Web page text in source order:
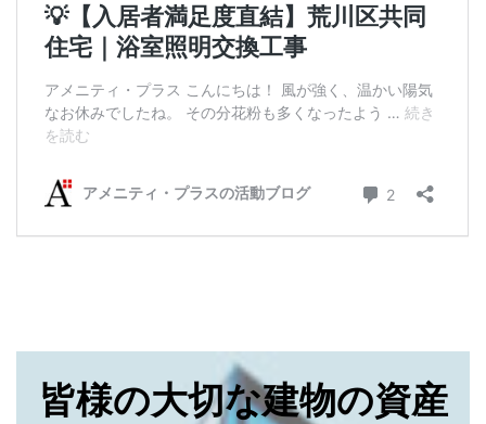
皆様の大切な建物の資産